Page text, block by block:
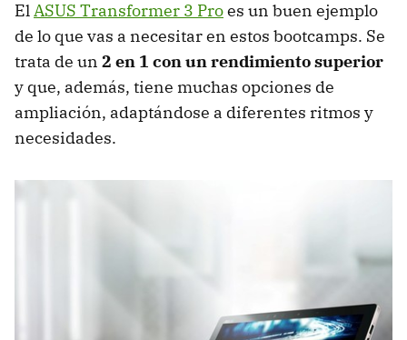
El ASUS Transformer 3 Proes un buen ejemplo
de lo que vas a necesitar en estos bootcamps. Se
trata de un 2 en 1 con un rendimiento superior
y que, además, tiene muchas opciones de
ampliación, adaptándose a diferentes ritmos y
necesidades.